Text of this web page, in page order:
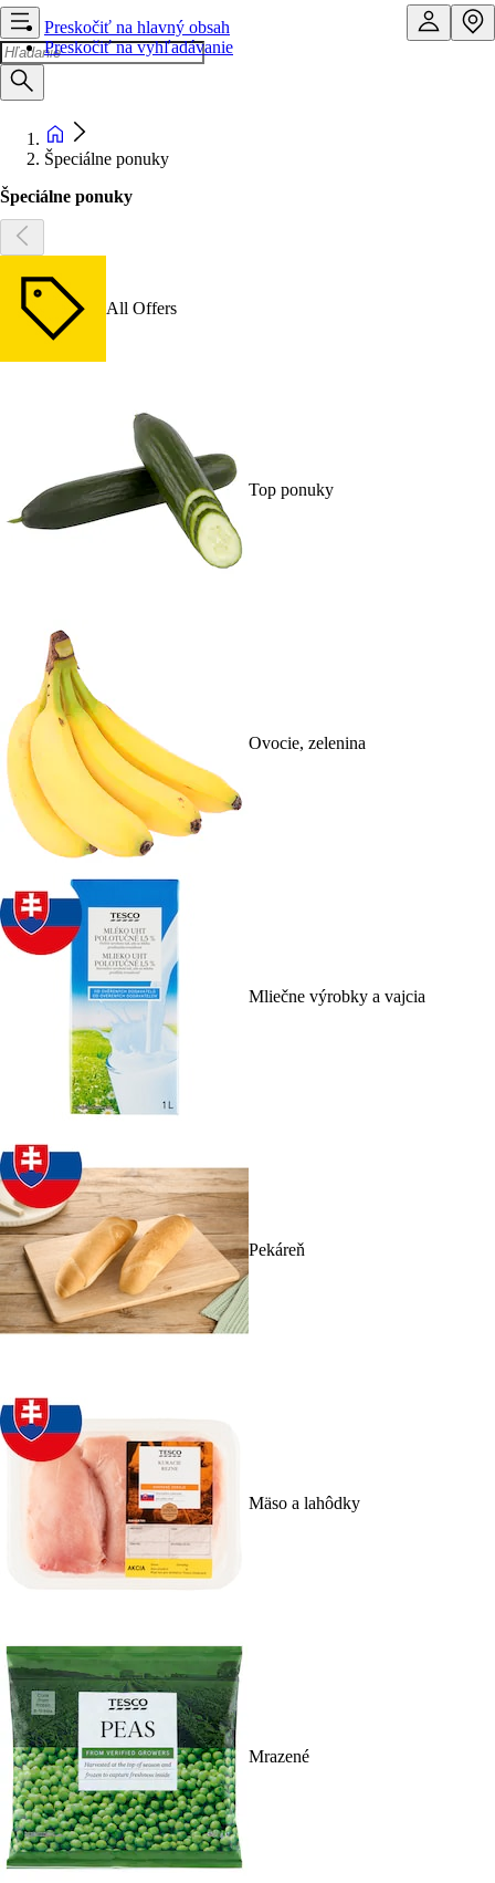
Preskočiť na hlavný obsah
Preskočiť na vyhľadávanie
Špeciálne ponuky
Špeciálne ponuky
All Offers
Top ponuky
Ovocie, zelenina
Mliečne výrobky a vajcia
Pekáreň
Mäso a lahôdky
Mrazené